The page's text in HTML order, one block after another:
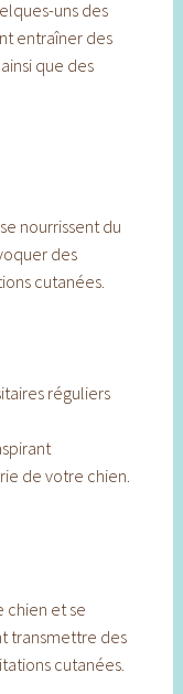
uns des
entraîner des
que des
nourrissent du
des
cutanées.
réguliers
de votre chien.
chien et se
transmettre des
cutanées.